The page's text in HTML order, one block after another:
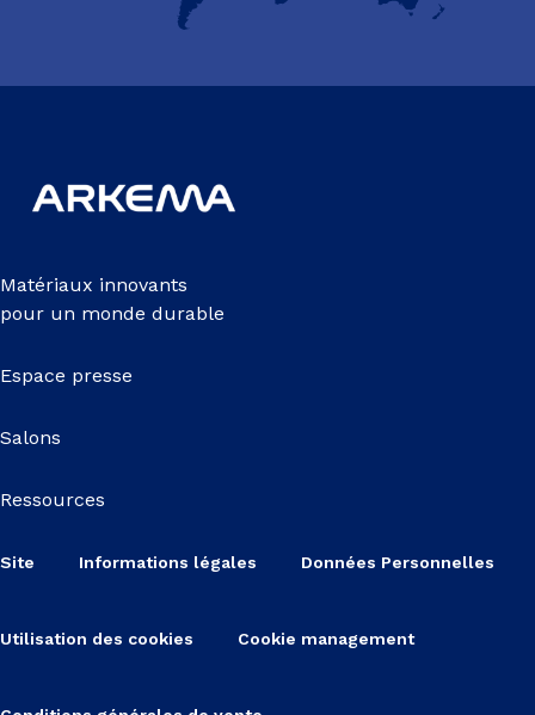
Matériaux innovants
pour un monde durable
Espace presse
Salons
Ressources
Site Informations légales Données Personnelles
Utilisation des cookies Cookie management